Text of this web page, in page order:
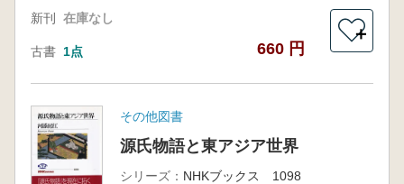
新刊 在庫なし
古書 1点 660 円
＋
その他図書
源氏物語と東アジア世界
シリーズ： NHKブックス 1098